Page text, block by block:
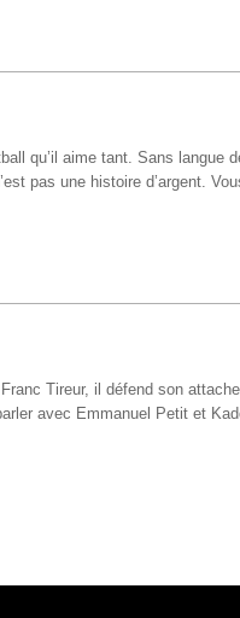
qu’il aime tant. Sans langue
pas une histoire d’argent.
Tireur, il défend son
avec Emmanuel Petit et